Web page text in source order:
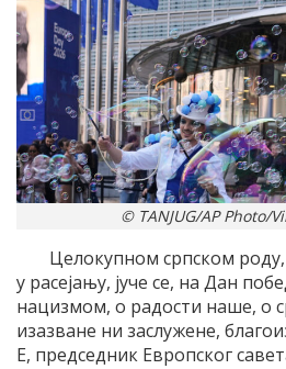
© TANJUG/AP Photo/
Целокупном српском
у расејању, јуче се, на Дан
нацизмом, о радости наше, о
изазване ни заслужене,
Е, председник Европског